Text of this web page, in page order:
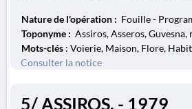
Nature de l'opération : Fouille -
Toponyme : Assiros, Asseros, Guvesna,
Mots-clés : Voierie, Maison, Flore,
Consulter la notice
5/ ASSIROS. - 1979